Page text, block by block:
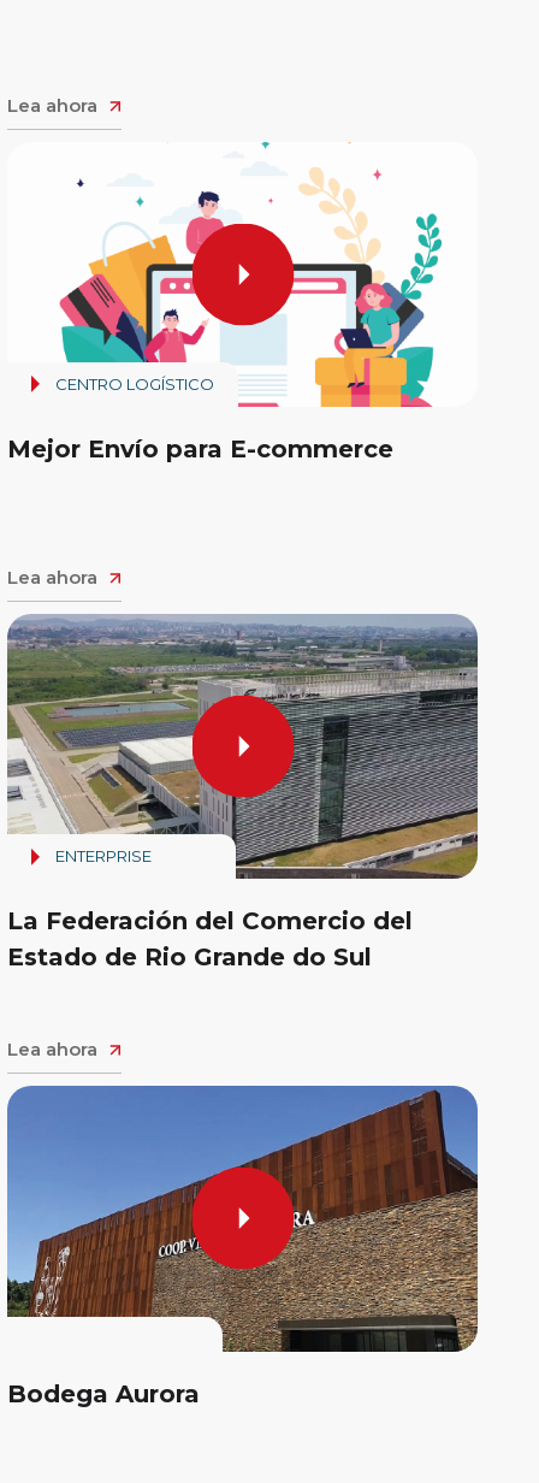
Lea ahora
CENTRO LOGÍSTICO
Mejor Envío para E-commerce
Lea ahora
ENTERPRISE
La Federación del Comercio del
Estado de Rio Grande do Sul
Lea ahora
Bodega Aurora